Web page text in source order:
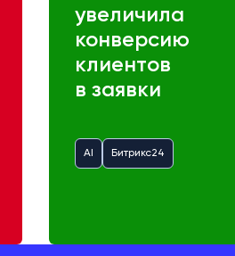
увеличила
конверсию
клиентов
в заявки
AI Битрикс24